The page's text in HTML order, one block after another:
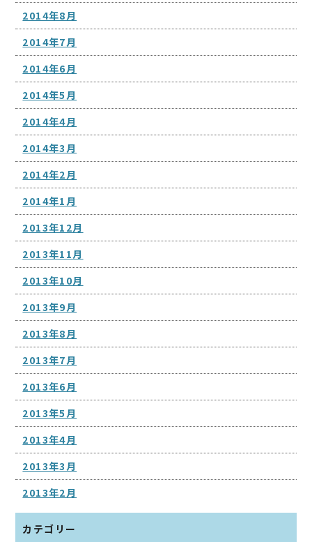
2014年8月
2014年7月
2014年6月
2014年5月
2014年4月
2014年3月
2014年2月
2014年1月
2013年12月
2013年11月
2013年10月
2013年9月
2013年8月
2013年7月
2013年6月
2013年5月
2013年4月
2013年3月
2013年2月
カテゴリー